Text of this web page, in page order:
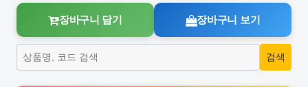
장바구니 담기 장바구니 보기